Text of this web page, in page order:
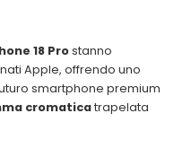
18 Prostanno
Apple, offrendo uno
smartphone premium
cromaticatrapelata